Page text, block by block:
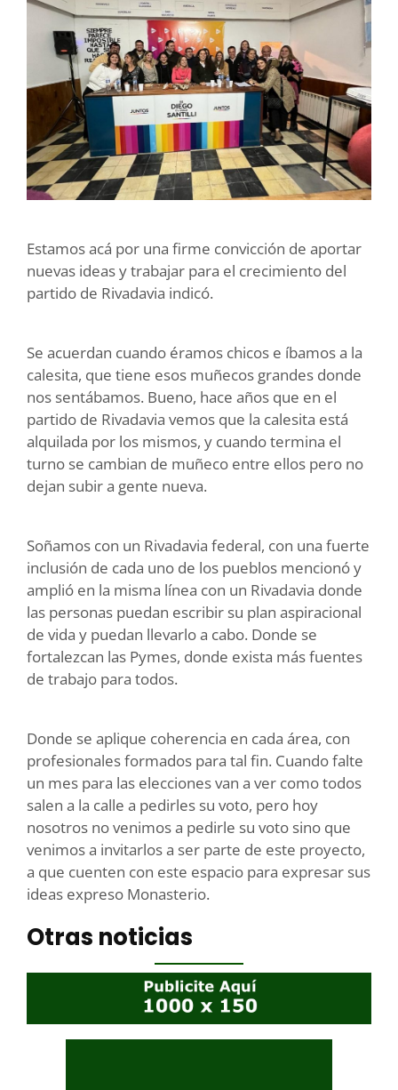
Estamos acá por una firme convicción de aportar
nuevas ideas y trabajar para el crecimiento del
partido de Rivadavia indicó.
Se acuerdan cuando éramos chicos e íbamos a la
calesita, que tiene esos muñecos grandes donde
nos sentábamos. Bueno, hace años que en el
partido de Rivadavia vemos que la calesita está
alquilada por los mismos, y cuando termina el
turno se cambian de muñeco entre ellos pero no
dejan subir a gente nueva.
Soñamos con un Rivadavia federal, con una fuerte
inclusión de cada uno de los pueblos mencionó y
amplió en la misma línea con un Rivadavia donde
las personas puedan escribir su plan aspiracional
de vida y puedan llevarlo a cabo. Donde se
fortalezcan las Pymes, donde exista más fuentes
de trabajo para todos.
Donde se aplique coherencia en cada área, con
profesionales formados para tal fin. Cuando falte
un mes para las elecciones van a ver como todos
salen a la calle a pedirles su voto, pero hoy
nosotros no venimos a pedirle su voto sino que
venimos a invitarlos a ser parte de este proyecto,
a que cuenten con este espacio para expresar sus
ideas expreso Monasterio.
Otras noticias